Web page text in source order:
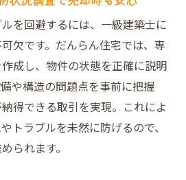
産整理で後悔しない方法
小林西エリアの資産整理を成
社選びで後悔しない不動産売
が提案する安心の資産整理方
を回避するには、一級建築士に
欠です。だんらん住宅では、専
成し、物件の状態を正確に説明
や構造の問題点を事前に把握
得できる取引を実現。これによ
トラブルを未然に防げるので、
られます。